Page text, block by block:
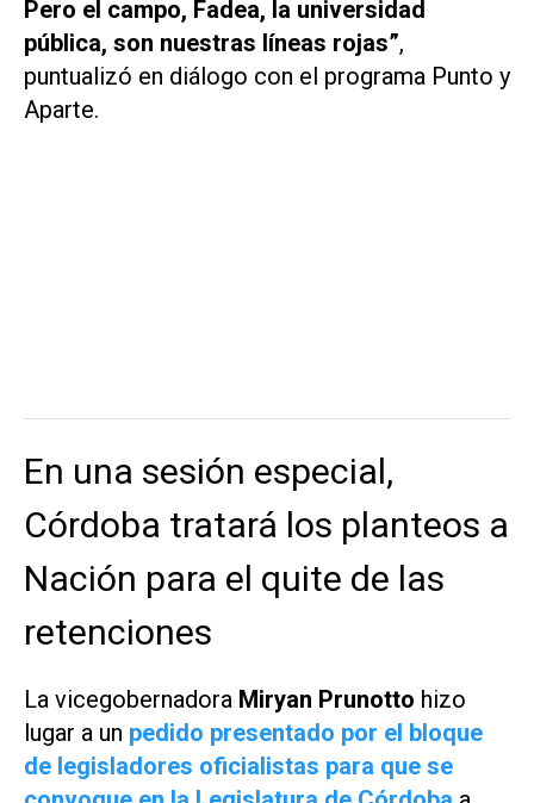
Pero el campo, Fadea, la universidad
pública, son nuestras líneas rojas”,
puntualizó en diálogo con el programa Punto y
Aparte.
En una sesión especial,
Córdoba tratará los planteos a
Nación para el quite de las
retenciones
La vicegobernadora Miryan Prunotto hizo
lugar a un pedido presentado por el bloque
de legisladores oficialistas para que se